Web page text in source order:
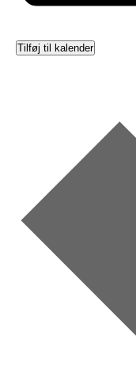
Tilføj til kalender